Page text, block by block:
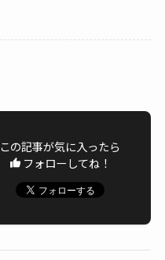
この記事が気に入ったら
フォローしてね！